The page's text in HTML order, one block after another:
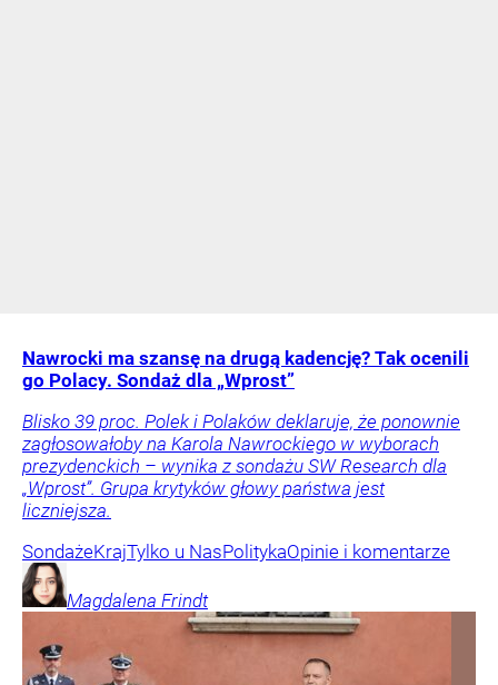
Nawrocki ma szansę na drugą kadencję? Tak ocenili
go Polacy. Sondaż dla „Wprost”
Blisko 39 proc. Polek i Polaków deklaruje, że ponownie
zagłosowałoby na Karola Nawrockiego w wyborach
prezydenckich – wynika z sondażu SW Research dla
„Wprost”. Grupa krytyków głowy państwa jest
liczniejsza.
SondażeKrajTylko u NasPolitykaOpinie i komentarze
Magdalena Frindt